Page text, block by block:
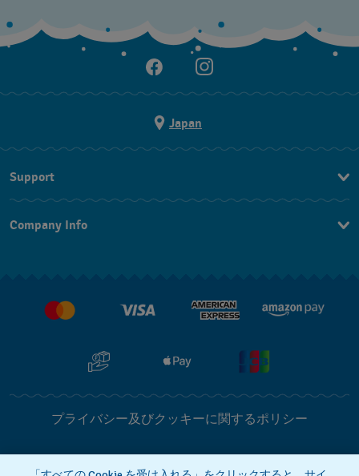
Japan
Support
よくあるご質問
Company Info
プライバシー及びクッキーに関するポリシー
Cookie notice 利用規約